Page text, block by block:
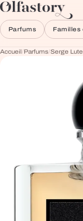
Aller au contenu
Parfums Familles
Accueil/Parfums/Serge